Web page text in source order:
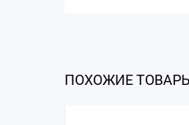
ПОХОЖИЕ